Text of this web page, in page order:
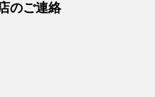
のご連絡